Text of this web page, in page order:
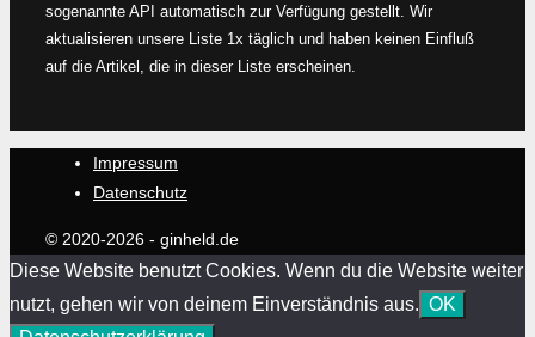
sogenannte API automatisch zur Verfügung gestellt. Wir
aktualisieren unsere Liste 1x täglich und haben keinen Einfluß
auf die Artikel, die in dieser Liste erscheinen.
Impressum
Datenschutz
© 2020-2026 - ginheld.de
Diese Website benutzt Cookies. Wenn du die Website weiter
nutzt, gehen wir von deinem Einverständnis aus. OK